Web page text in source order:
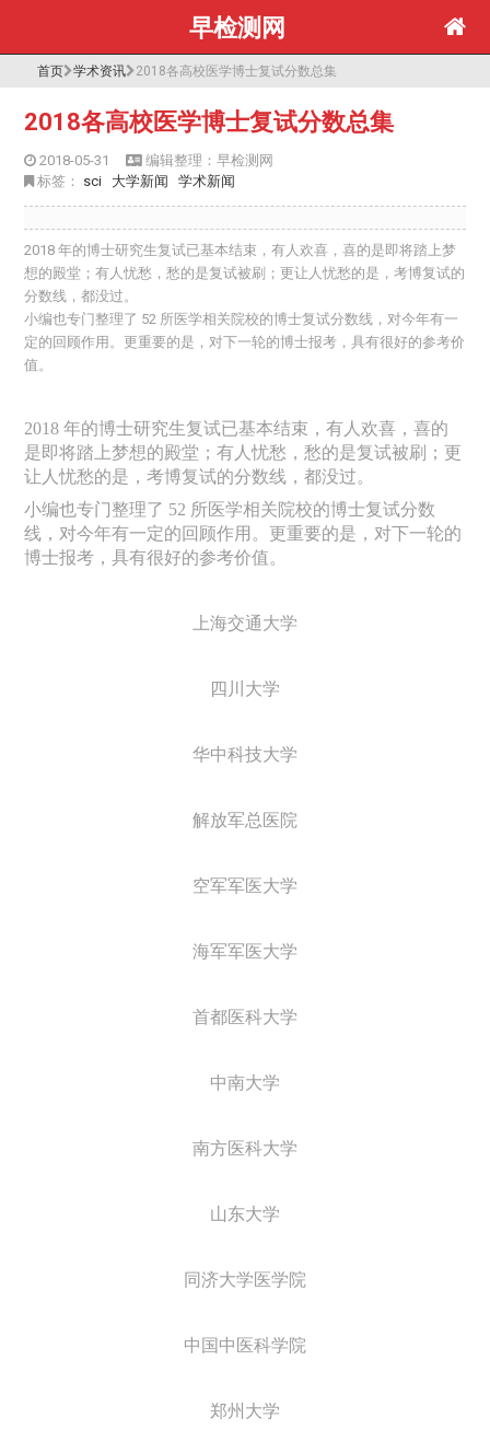
早检测网
首页 学术资讯 2018各高校医学博士复试分数总集
2018各高校医学博士复试分数总集
2018-05-31
编辑整理：早检测网
标签： sci 大学新闻 学术新闻
2018 年的博士研究生复试已基本结束，有人欢喜，喜的是即将踏上梦
想的殿堂；有人忧愁，愁的是复试被刷；更让人忧愁的是，考博复试的
分数线，都没过。
小编也专门整理了 52 所医学相关院校的博士复试分数线，对今年有一
定的回顾作用。更重要的是，对下一轮的博士报考，具有很好的参考价
值。
2018年的博士研究生复试已基本结束，有人欢喜，喜的
是即将踏上梦想的殿堂；有人忧愁，愁的是复试被刷；更
让人忧愁的是，考博复试的分数线，都没过。
小编也专门整理了 52 所医学相关院校的博士复试分数
线，对今年有一定的回顾作用。更重要的是，对下一轮的
博士报考，具有很好的参考价值。
上海交通大学
四川大学
华中科技大学
解放军总医院
空军军医大学
海军军医大学
首都医科大学
中南大学
南方医科大学
山东大学
同济大学医学院
中国中医科学院
郑州大学